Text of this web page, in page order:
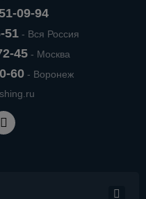
09-94
51- Вся Россия
45- Москва
60- Воронеж